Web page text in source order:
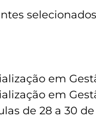
em
em
de 28 a 30